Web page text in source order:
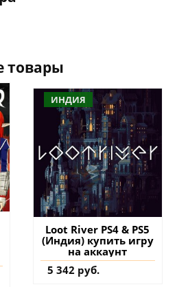
товары
ИНДИЯ
Loot River PS4 & PS5
(Индия) купить игру
на аккаунт
5 342 руб.